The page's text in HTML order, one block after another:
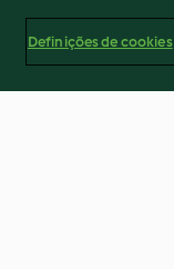
Definições de cookies